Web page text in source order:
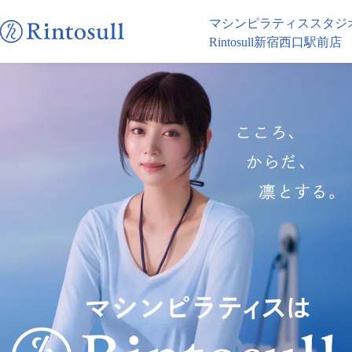
マシンピラティススタジ
Rintosull新宿西口駅前店